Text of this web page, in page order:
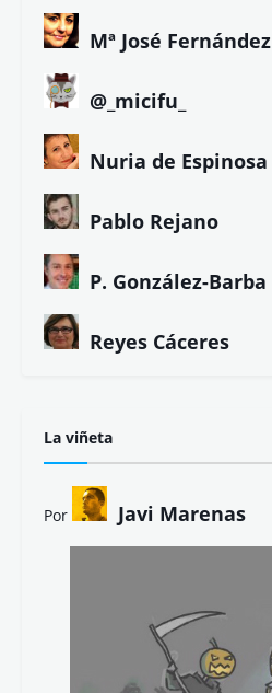
Mª José Fernández
@_micifu_
Nuria de Espinosa
Pablo Rejano
P. González-Barba
Reyes Cáceres
La viñeta
Por Javi Marenas